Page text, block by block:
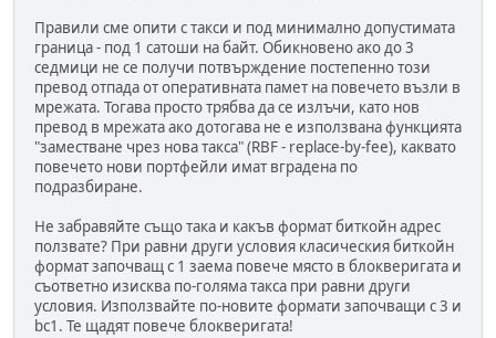
Правили сме опити с такси и под минимално допустимата
граница - под 1 сатоши на байт. Обикновено ако до 3
седмици не се получи потвърждение постепенно този
превод отпада от оперативната памет на повечето възли в
мрежата. Тогава просто трябва да се излъчи, като нов
превод в мрежата ако дотогава не е използвана функцията
"заместване чрез нова такса" (RBF - replace-by-fee), каквато
повечето нови портфейли имат вградена по
подразбиране.
Не забравяйте също така и какъв формат биткойн адрес
ползвате? При равни други условия класическия биткойн
формат започващ с 1 заема повече място в блокверигата и
съответно изисква по-голяма такса при равни други
условия. Използвайте по-новите формати започващи с 3 и
bc1. Те щадят повече блокверигата!